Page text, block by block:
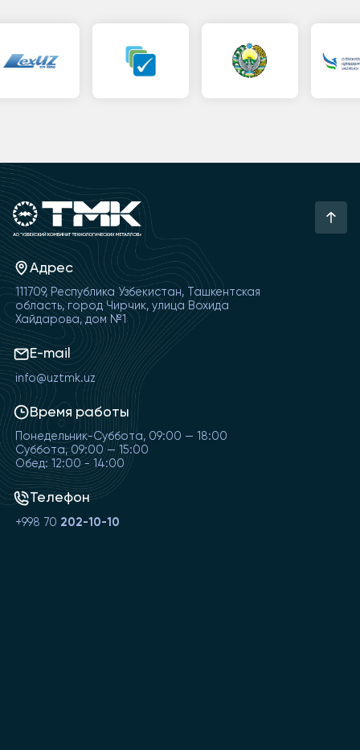
Адрес
111709, Республика Узбекистан, Ташкентская
область, город Чирчик, улица Вохида
Хайдарова, дом №1
E-mail
info@uztmk.uz
Время работы
Понедельник-Суббота, 09:00 — 18:00
Суббота, 09:00 — 15:00
Обед: 12:00 - 14:00
Телефон
+998 70 202-10-10